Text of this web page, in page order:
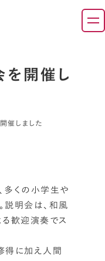
開催し
催しました
多くの小学生や
説明会は、和風
る歓迎演奏でス
得に加え人間